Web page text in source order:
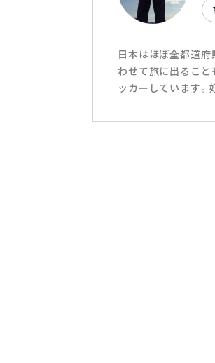
日本はほぼ全都道府
わせて旅に出ること
ッカーしています。